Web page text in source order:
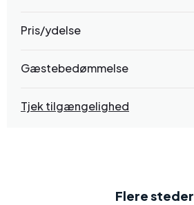
Pris/ydelse
Gæstebedømmelse
Tjek tilgængelighed
Flere steder